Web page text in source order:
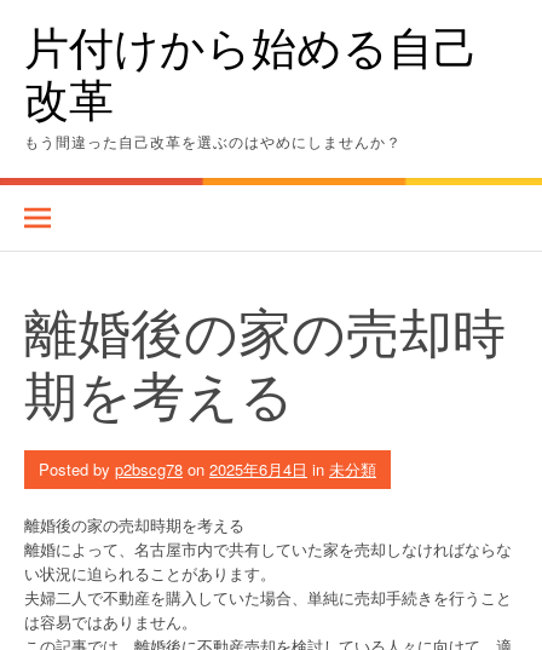
content片付けから始める自己
改革
もう間違った自己改革を選ぶのはやめにしませんか？
離婚後の家の売却時
期を考える
Posted by p2bscg78 on 2025年6月4日 in 未分類
離婚後の家の売却時期を考える
離婚によって、名古屋市内で共有していた家を売却しなければならな
い状況に迫られることがあります。
夫婦二人で不動産を購入していた場合、単純に売却手続きを行うこと
は容易ではありません。